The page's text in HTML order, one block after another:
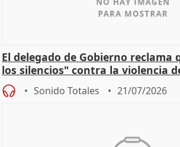
El delegado de Gobierno reclama
los silencios" contra la violencia
Sonido Totales 21/07/2026